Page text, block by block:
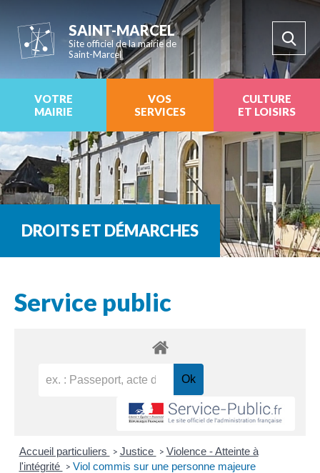
SAINT-MARCEL
Site officiel de la mairie de
Saint-Marcel
VOTRE
MAIRIE
VOS
SERVICES
CULTURE
ET LOISIRS
DROITS ET DÉMARCHES
Service public
Accueil particuliers > Justice > Violence - Atteinte à
l'intégrité > Viol commis sur une personne majeure